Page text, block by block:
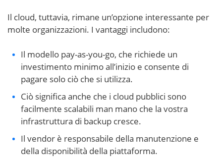
Il cloud, tuttavia, rimane un’opzione interessante per
molte organizzazioni. I vantaggi includono:
Il modello pay-as-you-go, che richiede un
investimento minimo all’inizio e consente di
pagare solo ciò che si utilizza.
Ciò significa anche che i cloud pubblici sono
facilmente scalabili man mano che la vostra
infrastruttura di backup cresce.
Il vendor è responsabile della manutenzione e
della disponibilità della piattaforma.